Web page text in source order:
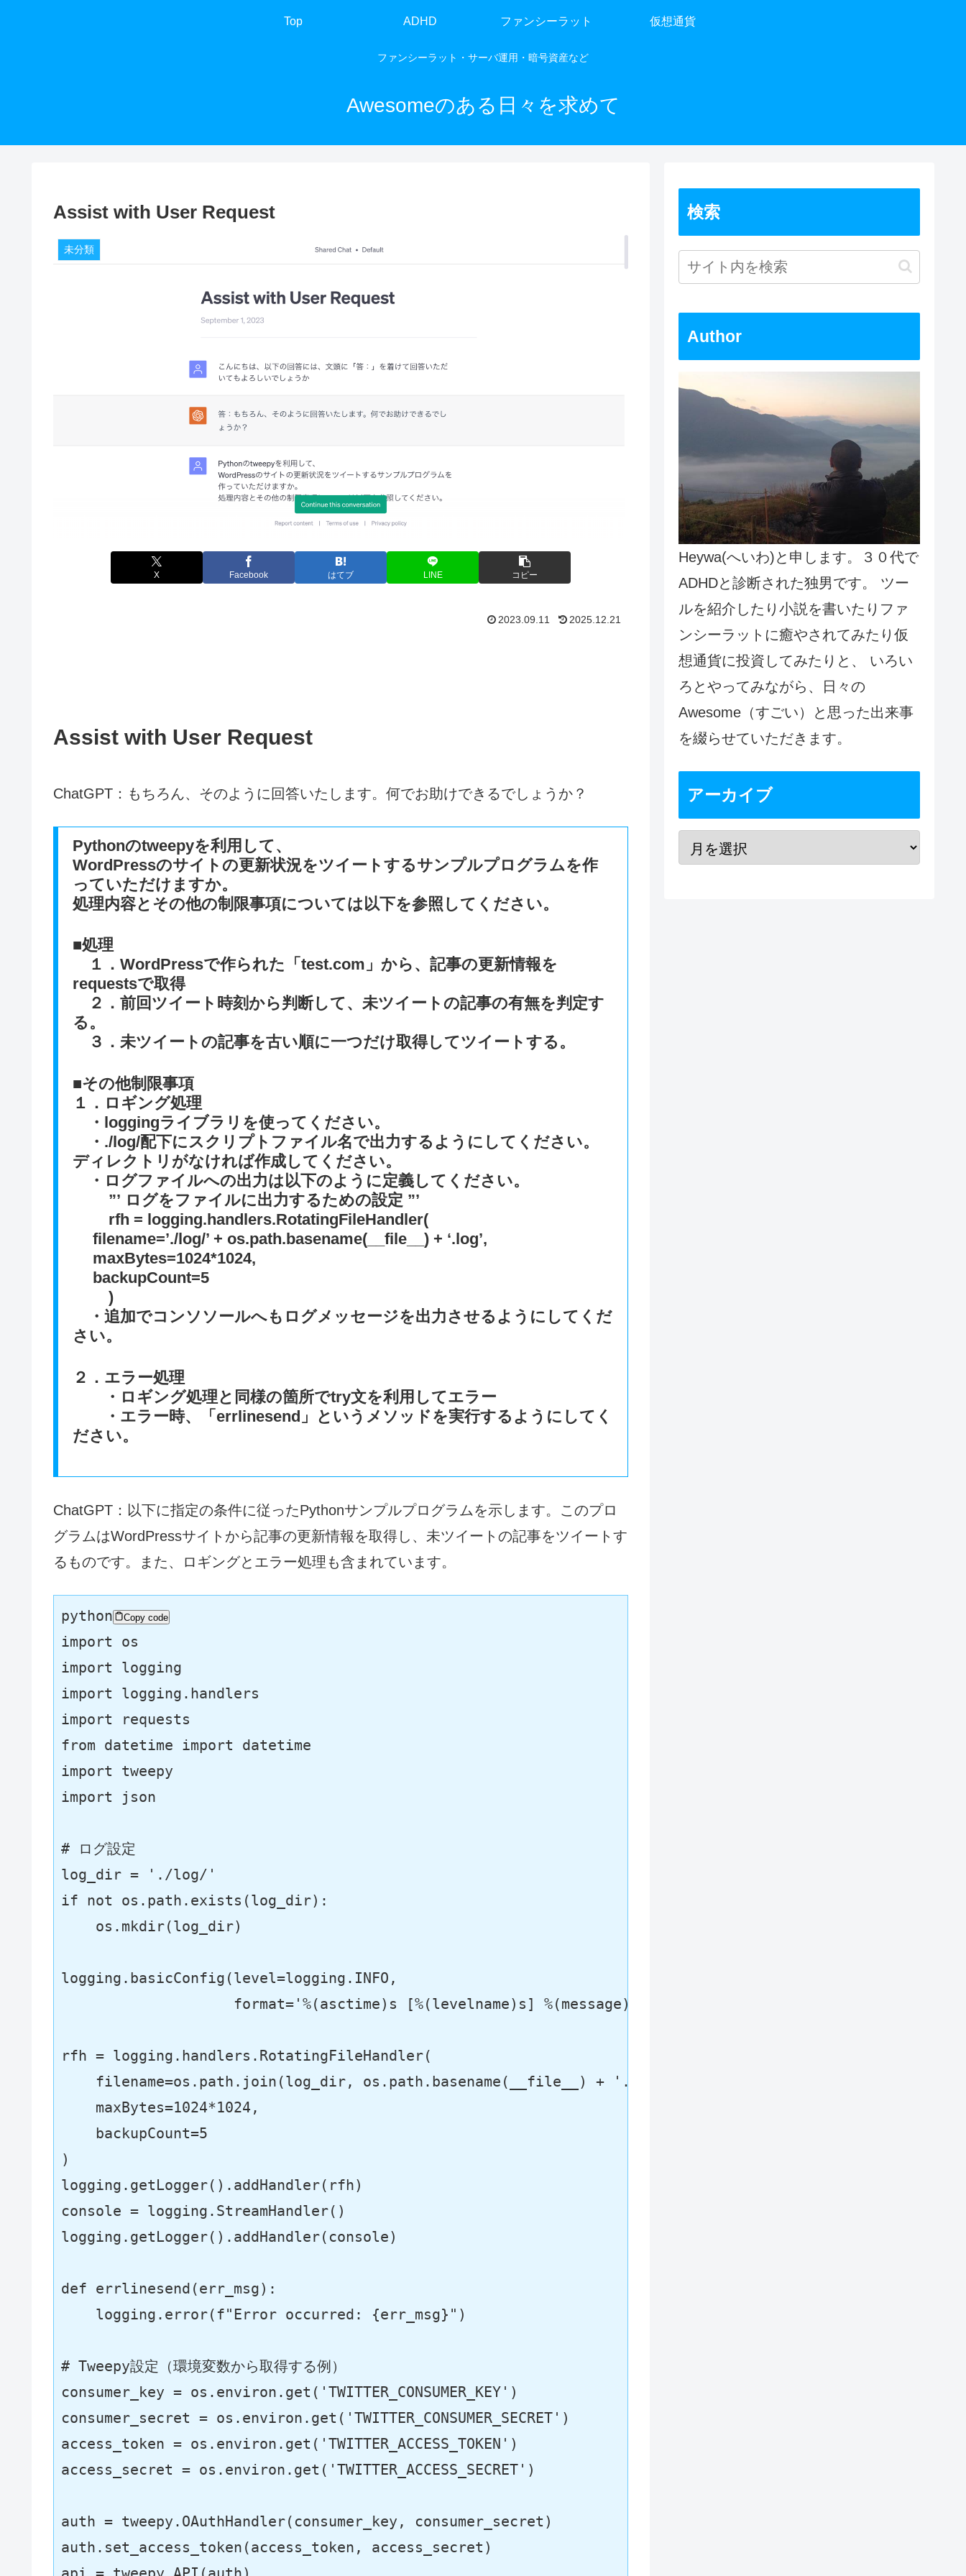
ファンシーラット・サーバ運用・暗号資産など
Awesomeのある日々を求めて
Top ADHD ファンシーラット 仮想通貨
Assist with User Request
未分類
X Facebook はてブ LINE コピー
2023.09.11 2025.12.21
Assist with User Request
ChatGPT：もちろん、そのように回答いたします。何でお助けできるでしょうか？
Pythonのtweepyを利用して、
WordPressのサイトの更新状況をツイートするサンプルプログラムを作
っていただけますか。
処理内容とその他の制限事項については以下を参照してください。
■処理
１．WordPressで作られた「test.com」から、記事の更新情報を
requestsで取得
２．前回ツイート時刻から判断して、未ツイートの記事の有無を判定す
る。
３．未ツイートの記事を古い順に一つだけ取得してツイートする。
■その他制限事項
１．ロギング処理
・loggingライブラリを使ってください。
・./log/配下にスクリプトファイル名で出力するようにしてください。
ディレクトリがなければ作成してください。
・ログファイルへの出力は以下のように定義してください。
”’ ログをファイルに出力するための設定 ”’
rfh = logging.handlers.RotatingFileHandler(
filename=’./log/’ + os.path.basename(__file__) + ‘.log’,
maxBytes=1024*1024,
backupCount=5
)
・追加でコンソソールへもログメッセージを出力させるようにしてくだ
さい。
２．エラー処理
・ロギング処理と同様の箇所でtry文を利用してエラー
・エラー時、「errlinesend」というメソッドを実行するようにしてく
ださい。
ChatGPT：以下に指定の条件に従ったPythonサンプルプログラムを示します。このプロ
グラムはWordPressサイトから記事の更新情報を取得し、未ツイートの記事をツイートす
るものです。また、ロギングとエラー処理も含まれています。
python Copy code
import
import
import
import
from datetime import
import
import json
# ログ設定
log_dir =
'./log/'
if
not os.path.exists(log_dir):
    os.mkdir(log_dir)
logging.basicConfig(level=logging.INFO,
format= '%(asctime)s [%(levelname)s] %(message)s'
rfh = logging.handlers.RotatingFileHandler(
    filename=os.path.join(log_dir, os.path.basename(__file__) +
'.log'
    maxBytes=
1024*1024 ,
    backupCount=
5
)
logging.getLogger().addHandler(rfh)
console = logging.StreamHandler()
logging.getLogger().addHandler(console)
def errlinesend (err_msg):
    logging.error(
f"Error occurred: {err_msg} " )
# Tweepy設定（環境変数から取得する例）
consumer_key = os.environ.get( 'TWITTER_CONSUMER_KEY' )
consumer_secret = os.environ.get( 'TWITTER_CONSUMER_SECRET' )
access_token = os.environ.get( 'TWITTER_ACCESS_TOKEN' )
access_secret = os.environ.get( 'TWITTER_ACCESS_SECRET' )
auth = tweepy.OAuthHandler(consumer_key, consumer_secret)
auth.set_access_token(access_token, access_secret)
検索
Author
Heywa(へいわ)と申します。３０代で
ADHDと診断された独男です。 ツー
ルを紹介したり小説を書いたりファ
ンシーラットに癒やされてみたり仮
想通貨に投資してみたりと、 いろい
ろとやってみながら、日々の
Awesome（すごい）と思った出来事
を綴らせていただきます。
アーカイブ